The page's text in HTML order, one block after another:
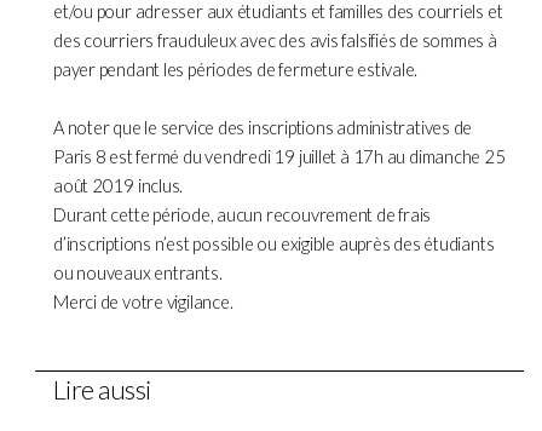
et/ou pour adresser aux étudiants et familles des courriels et
des courriers frauduleux avec des avis falsifiés de sommes à
payer pendant les périodes de fermeture estivale.
A noter que le service des inscriptions administratives de
Paris 8 est fermé du vendredi 19 juillet à 17h au dimanche 25
août 2019 inclus.
Durant cette période, aucun recouvrement de frais
d’inscriptions n’est possible ou exigible auprès des étudiants
ou nouveaux entrants.
Merci de votre vigilance.
Lire aussi